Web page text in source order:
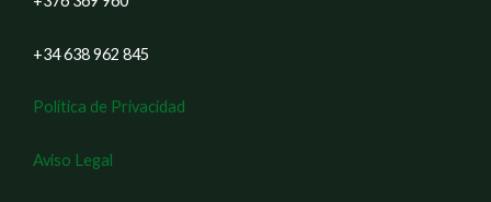
+34 638 962 845
Política de Privacidad
Aviso Legal